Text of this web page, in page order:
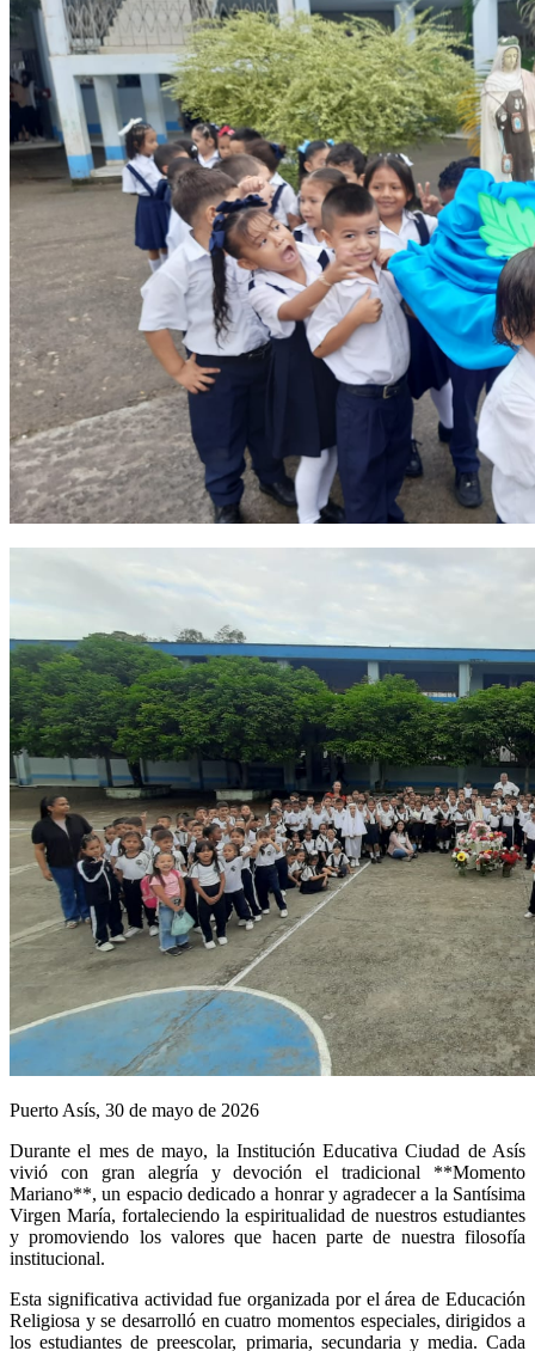
Puerto Asís, 30 de mayo de 2026
Durante el mes de mayo, la Institución Educativa Ciudad de Asís
vivió con gran alegría y devoción el tradicional **Momento
Mariano**, un espacio dedicado a honrar y agradecer a la Santísima
Virgen María, fortaleciendo la espiritualidad de nuestros estudiantes
y promoviendo los valores que hacen parte de nuestra filosofía
institucional.
Esta significativa actividad fue organizada por el área de Educación
Religiosa y se desarrolló en cuatro momentos especiales, dirigidos a
los estudiantes de preescolar, primaria, secundaria y media. Cada